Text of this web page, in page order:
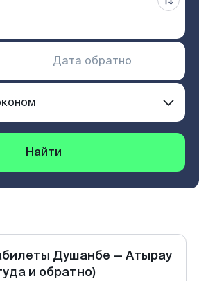
Найти
Душанбе — Атырау
и обратно)